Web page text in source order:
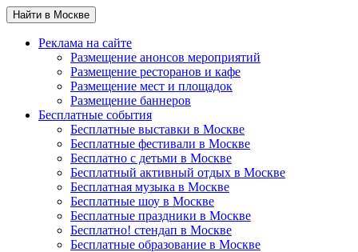
Найти в Москве
Реклама на сайте
Размещение анонсов мероприятий
Размещение ресторанов и кафе
Размещение мест и площадок
Размещение баннеров
Бесплатные события
Бесплатные выставки в Москве
Бесплатные фестивали в Москве
Бесплатно с детьми в Москве
Бесплатный активный отдых в Москве
Бесплатная музыка в Москве
Бесплатные шоу в Москве
Бесплатные праздники в Москве
Бесплатно! стендап в Москве
Бесплатные образование в Москве